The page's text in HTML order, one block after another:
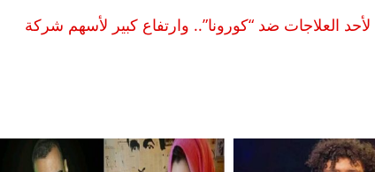
العلاجات ضد “كورونا”.. وارتفاع كبير لأسهم شركة